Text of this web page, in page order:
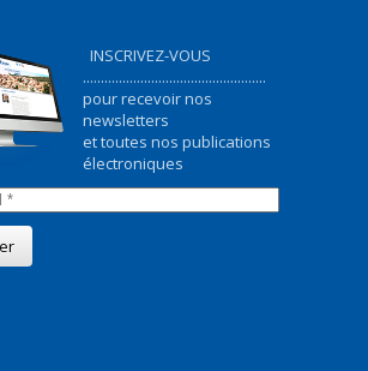
INSCRIVEZ-VOUS
...................................................
pour recevoir nos
newsletters
et toutes nos publications
électroniques